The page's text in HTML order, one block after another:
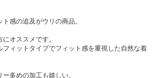
感の追及がウリの商品。
オススメです。
フィットタイプでフィット感を重視した自然な着
多めの加工も嬉しい。